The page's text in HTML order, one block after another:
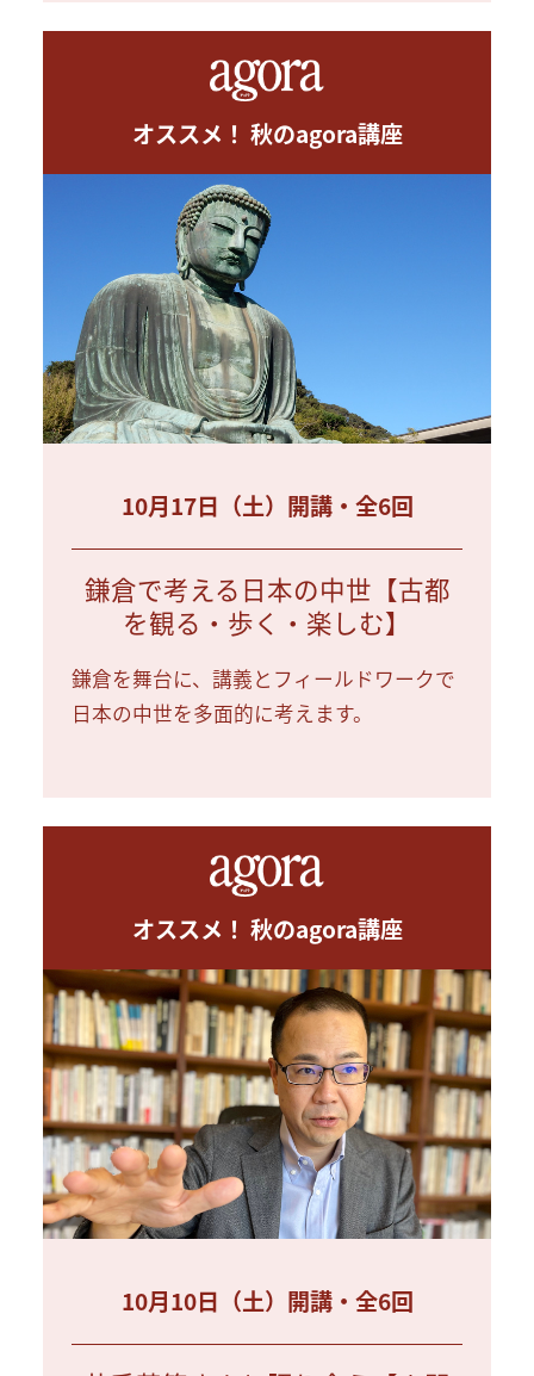
オススメ！ 秋のagora講座
10月17日（土）開講・全6回
鎌倉で考える日本の中世【古都
を観る・歩く・楽しむ】
鎌倉を舞台に、講義とフィールドワークで
日本の中世を多面的に考えます。
オススメ！ 秋のagora講座
10月10日（土）開講・全6回